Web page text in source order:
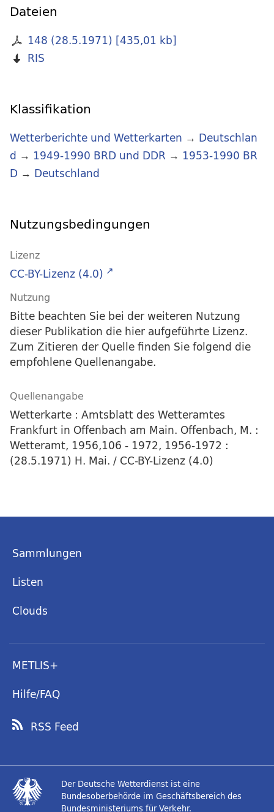
Dateien
148 (28.5.1971) [435,01 kb]
RIS
Klassifikation
Wetterberichte und Wetterkarten → Deutschlan
d → 1949-1990 BRD und DDR → 1953-1990 BR
D → Deutschland
Nutzungsbedingungen
Lizenz
CC-BY-Lizenz (4.0)
Nutzung
Bitte beachten Sie bei der weiteren Nutzung
dieser Publikation die hier aufgeführte Lizenz.
Zum Zitieren der Quelle finden Sie folgend die
empfohlene Quellenangabe.
Quellenangabe
Wetterkarte : Amtsblatt des Wetteramtes
Frankfurt in Offenbach am Main. Offenbach, M. :
Wetteramt, 1956,106 - 1972, 1956-1972 :
(28.5.1971) H. Mai. / CC-BY-Lizenz (4.0)
Sammlungen
Listen
Clouds
METLIS+
Hilfe/FAQ
RSS Feed
Der Deutsche Wetterdienst ist eine
Bundesoberbehörde im Geschäftsbereich des
Bundesministeriums für Verkehr.